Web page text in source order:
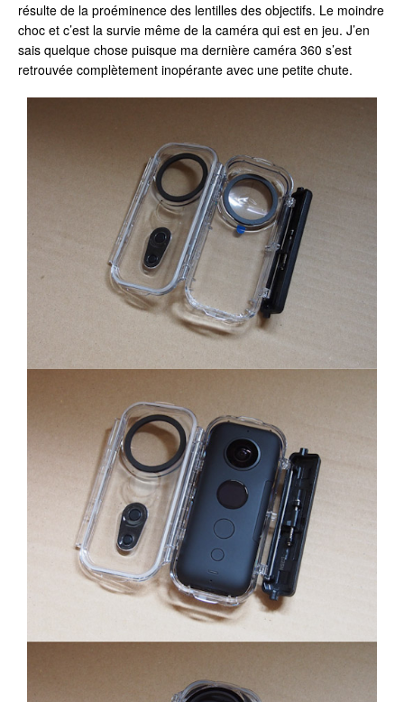
résulte de la proéminence des lentilles des objectifs. Le moindre
choc et c’est la survie même de la caméra qui est en jeu. J’en
sais quelque chose puisque ma dernière caméra 360 s’est
retrouvée complètement inopérante avec une petite chute.